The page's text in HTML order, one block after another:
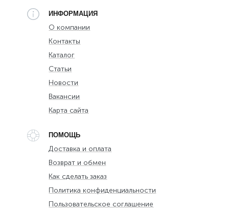
ИНФОРМАЦИЯ
О компании
Контакты
Каталог
Статьи
Новости
Вакансии
Карта сайта
ПОМОЩЬ
Доставка и оплата
Возврат и обмен
Как сделать заказ
Политика конфиденциальности
Пользовательское соглашение